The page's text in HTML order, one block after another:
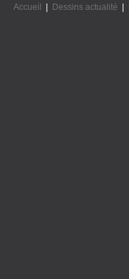
Accueil Dessins actualité